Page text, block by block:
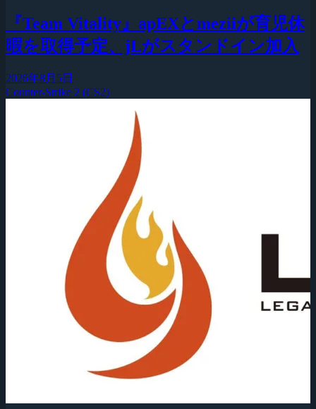
『Team Vitality』apEXとmeziiが育児休
暇を取得予定、jLがスタンドイン加入
2026年8月5日
Counter-Strike 2 (CS2)